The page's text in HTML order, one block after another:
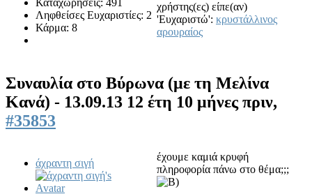
Ληφθείσες Ευχαριστίες: 2
Κάρμα: 8
χρήστης(ες) είπε(αν)
'Ευχαριστώ': κρυστάλλινος
αρουραίος
Συναυλία στο Βύρωνα (με τη Μελίνα
Κανά) - 13.09.13 12 έτη 10 μήνες πριν,
#35853
άχραντη σιγή
έχουμε καμιά κρυφή
πληροφορία πάνω στο θέμα;;;